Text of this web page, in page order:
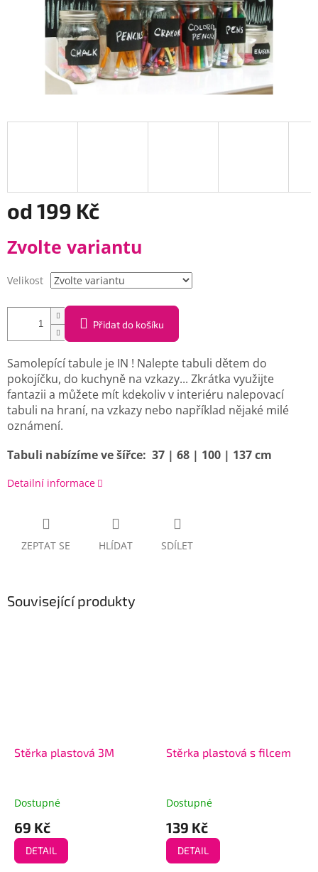
od 199 Kč
cena:
Zvolte variantu
Velikost
Přidat do košíku
Samolepící tabule je IN ! Nalepte tabuli dětem do
pokojíčku, do kuchyně na vzkazy... Zkrátka využijte
fantazii a můžete mít kdekoliv v interiéru nalepovací
tabuli na hraní, na vzkazy nebo například nějaké milé
oznámení.
Tabuli nabízíme ve šířce: 37 | 68 | 100 | 137 cm
Detailní informace
ZEPTAT SE HLÍDAT SDÍLET
Související produkty
Stěrka plastová 3M
Dostupné
69 Kč
DETAIL
Stěrka plastová s filcem
Dostupné
139 Kč
DETAIL